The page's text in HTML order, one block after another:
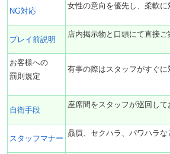
NG対応
女性の意向を優先し、柔軟
プレイ前説明
店内掲示物と口頭にて直接
お客様への
罰則規定
有事の際はスタッフがすぐに
自衛手段
座席間をスタッフが巡回し
スタッフマナー
贔屓、セクハラ、パワハラ